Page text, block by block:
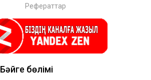
Рефераттар
Бәйге бөлімі